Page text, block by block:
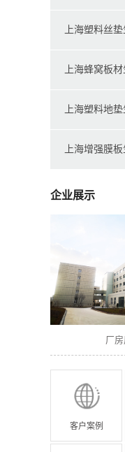
上海塑料丝
上海蜂窝板
上海塑料地
上海增强膜
企业展示
客户案例